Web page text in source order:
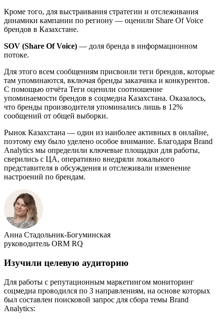
Кроме того, для выстраивания стратегии и отслеживания
динамики кампании по региону — оценили Share Of Voice
брендов в Казахстане.
SOV (Share Of Voice) — доля бренда в информационном
потоке.
Для этого всем сообщениям присвоили теги брендов, которые
там упоминаются, включая бренды заказчика и конкурентов.
С помощью отчёта Теги оценили соотношение
упоминаемости брендов в соцмедиа Казахстана. Оказалось,
что бренды производителя упоминались лишь в 12%
сообщений от общей выборки.
Рынок Казахстана — один из наиболее активных в онлайне,
поэтому ему было уделено особое внимание. Благодаря Brand
Analytics мы определили ключевые площадки для работы,
сверились с ЦА, оперативно внедряли локального
представителя в обсуждения и отслеживали изменение
настроений по брендам.
Анна Стадольник-Богуминская
руководитель ORM RQ
Изучили целевую аудиторию
Для работы с репутационным маркетингом мониторинг
соцмедиа проводился по 3 направлениям, на основе которых
был составлен поисковой запрос для сбора темы Brand
Analytics: